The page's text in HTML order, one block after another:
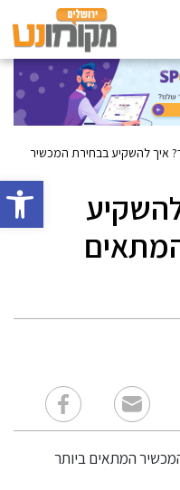
פתח
איך להשקיע בבחירת המכשיר